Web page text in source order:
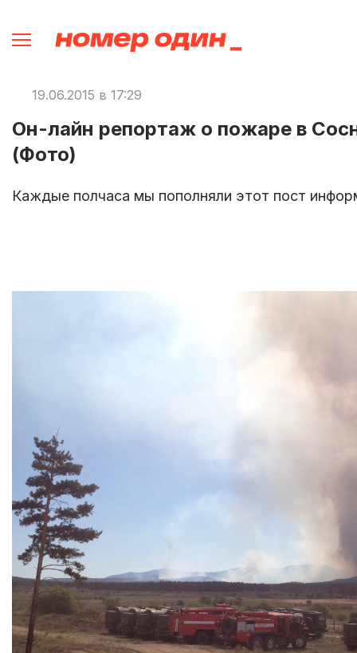
19.06.2015 в 17:29
Он-лайн репортаж о пожаре в
(Фото)
Каждые полчаса мы пополняли этот пост